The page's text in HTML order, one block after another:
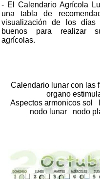
- El Calendario Agrícola
una tabla de
visualización de los días
buenos para realizar
agrícolas.
Calendario lunar con las
organo
Aspectos armonicos
nodo lunar nodo